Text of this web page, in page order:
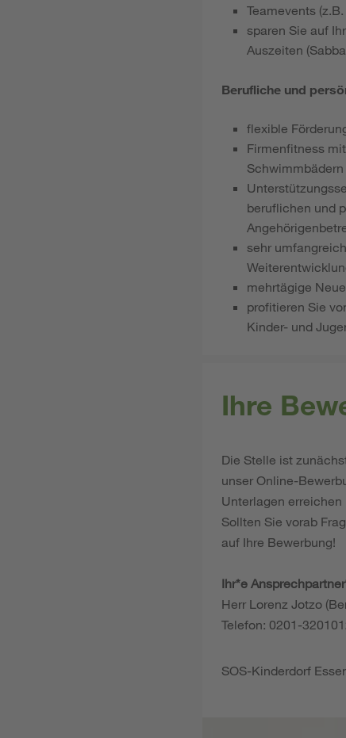
Teamevents
sparen Sie auf
Auszeiten
Berufliche und
flexible
Firmenfitness
beruflichen und
sehr
mehrtägige
profitieren Sie
Kinder- und
Ihre
Die Stelle ist
unser Online-
Unterlagen
Sollten Sie vorab
auf Ihre Bewerbung!
Ihr*e
Herr Lorenz Jotzo
Telefon: 0201-
SOS-Kinderdorf